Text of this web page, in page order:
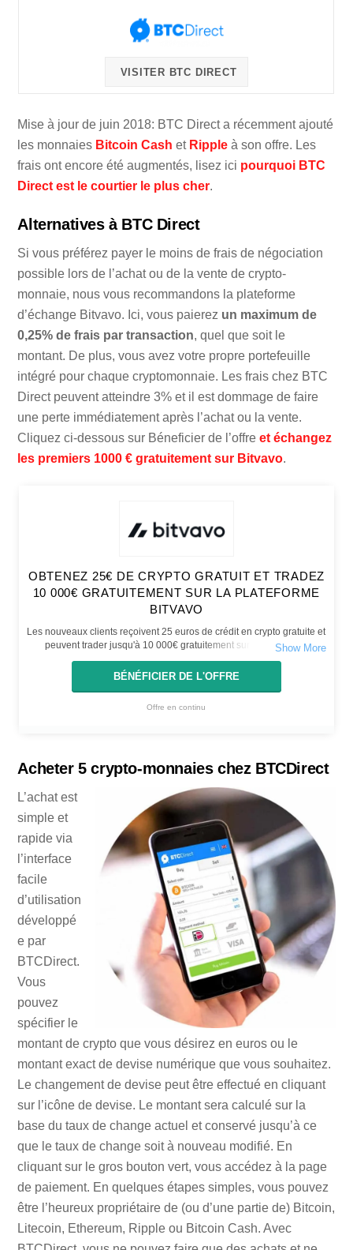
VISITER BTC DIRECT
Mise à jour de juin 2018: BTC Direct a récemment ajouté
les monnaies Bitcoin Cash et Ripple à son offre. Les
frais ont encore été augmentés, lisez ici pourquoi BTC
Direct est le courtier le plus cher.
Alternatives à BTC Direct
Si vous préférez payer le moins de frais de négociation
possible lors de l’achat ou de la vente de crypto-
monnaie, nous vous recommandons la plateforme
d’échange Bitvavo. Ici, vous paierez un maximum de
0,25% de frais par transaction, quel que soit le
montant. De plus, vous avez votre propre portefeuille
intégré pour chaque cryptomonnaie. Les frais chez BTC
Direct peuvent atteindre 3% et il est dommage de faire
une perte immédiatement après l’achat ou la vente.
Cliquez ci-dessous sur Béneficier de l’offreet échangez
les premiers 1000 € gratuitement sur Bitvavo.
OBTENEZ 25€ DE CRYPTO GRATUIT ET TRADEZ
10 000€ GRATUITEMENT SUR LA PLATEFORME
BITVAVO
Les nouveaux clients reçoivent 25 euros de crédit en crypto gratuite et
peuvent trader jusqu'à 10 000€ gratuitement sur la plateforme
Bitvavo. La réduction est valable pendant 7 jours après l'inscription.
BÉNÉFICIER DE L'OFFRE
Offre en continu
Acheter 5 crypto-monnaies chez BTCDirect
L’achat est
simple et
rapide via
l’interface
facile
d’utilisation
développé
e par
BTCDirect.
Vous
pouvez
spécifier le
montant de crypto que vous désirez en euros ou le
montant exact de devise numérique que vous souhaitez.
Le changement de devise peut être effectué en cliquant
sur l’icône de devise. Le montant sera calculé sur la
base du taux de change actuel et conservé jusqu’à ce
que le taux de change soit à nouveau modifié. En
cliquant sur le gros bouton vert, vous accédez à la page
de paiement. En quelques étapes simples, vous pouvez
être l’heureux propriétaire de (ou d’une partie de) Bitcoin,
Litecoin, Ethereum, Ripple ou Bitcoin Cash. Avec